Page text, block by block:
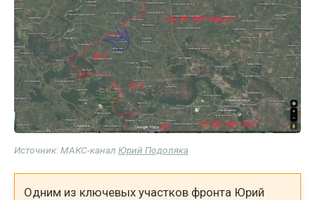
Источник: МАКС-канал Юрий Подоляка
Одним из ключевых участков фронта Юрий